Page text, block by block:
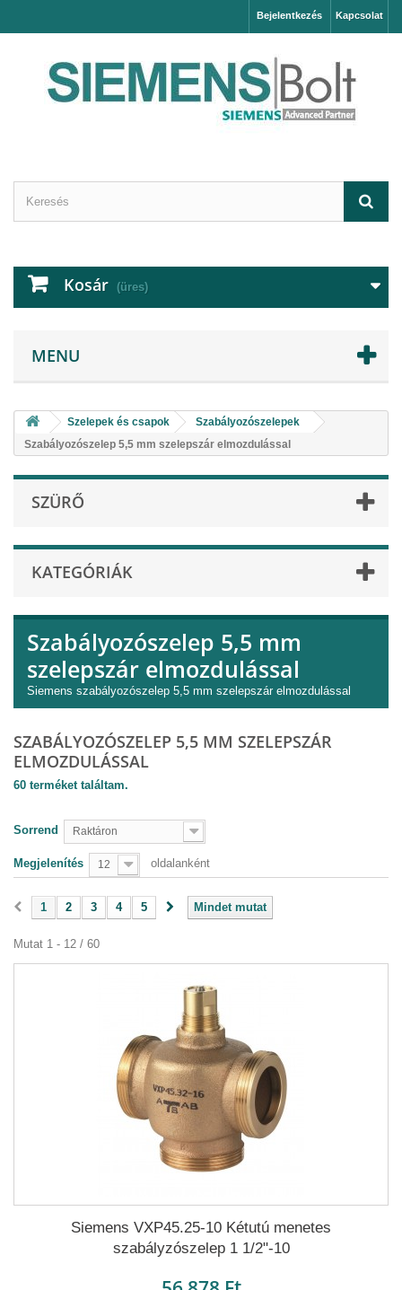
Kapcsolat
Bejelentkezés
Kosár (üres)
MENU
Szelepek és csapok
Szabályozószelepek
Szabályozószelep 5,5 mm szelepszár elmozdulással
SZÜRŐ
KATEGÓRIÁK
Szabályozószelep 5,5 mm
szelepszár elmozdulással
Siemens szabályozószelep 5,5 mm szelepszár elmozdulással
SZABÁLYOZÓSZELEP 5,5 MM SZELEPSZÁR
ELMOZDULÁSSAL
60 terméket találtam.
Sorrend Raktáron
Megjelenítés 12 oldalanként
Mindet mutat
1 2 3 4 5
Mutat 1 - 12 / 60
Siemens VXP45.25-10 Kétutú menetes
szabályzószelep 1 1/2"-10